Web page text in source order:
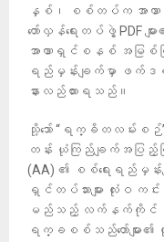
နှစ်၊ စစ်တပ်က အာဏာသိမ်း
တော်လှန်ရေးတပ်ဖွဲ့ PDF မ
အာဏာရှင်စနစ် အမြစ်ပြ
ရည်မှန်းချက်မှာ ဖက်ဒရ
နားလည်ထားရသည်။
သို့သော် “ရက္ခိတလမ်းစဉ်
တန်း ယုံကြည်ချက်အပြ
(AA) ၏ စစ်ရေးရည်မှန်
ရှင်တပ်သားများ လုံးဝ ကင်
မည်သည့် လက်နက်ကိုင် အဖွဲ့
ရက္ခစစ်သည်တော်များ၏ တို